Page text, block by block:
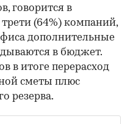
говорится в
(64%) компаний,
дополнительные
в бюджет.
в итоге перерасход
сметы плюс
резерва.